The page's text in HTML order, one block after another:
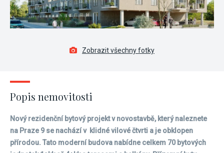
Zobrazit všechny fotky
Popis nemovitosti
Nový rezidenční bytový projekt v novostavbě, který naleznete
na Praze 9 se nachází v klidné vilové čtvrti a je obklopen
přírodou. Tato moderní budova nabídne celkem 70 bytových